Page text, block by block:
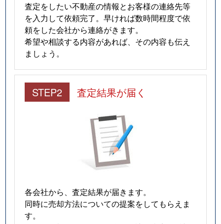
査定をしたい不動産の情報とお客様の連絡先等
を入力して依頼完了。早ければ数時間程度で依
頼をした会社から連絡がきます。
希望や相談する内容があれば、その内容も伝え
ましょう。
STEP2 査定結果が届く
各会社から、査定結果が届きます。
同時に売却方法についての提案をしてもらえま
す。